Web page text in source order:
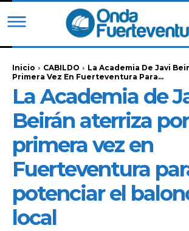
Inicio CABILDO
La Academia De Javi
Primera Vez En Fuerteventura Para...
La Academia de
Beirán aterriza por
primera vez en
Fuerteventura
potenciar el
local